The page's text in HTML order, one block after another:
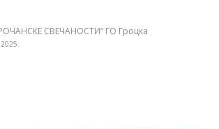
СВЕЧАНОСТИ“ ГО Гроцка
2025.